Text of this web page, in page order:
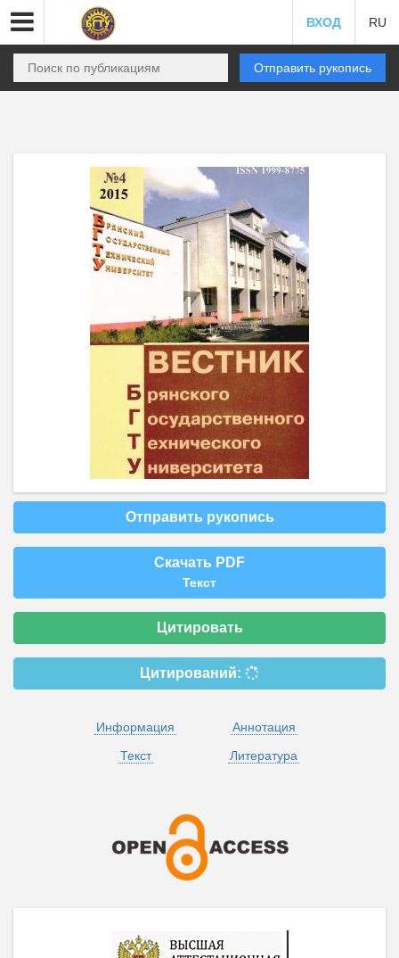
ВХОД RU
Отправить рукопись
Отправить рукопись
Скачать PDF
Текст
Цитировать
Цитирований:
Информация
Аннотация
Текст
Литература